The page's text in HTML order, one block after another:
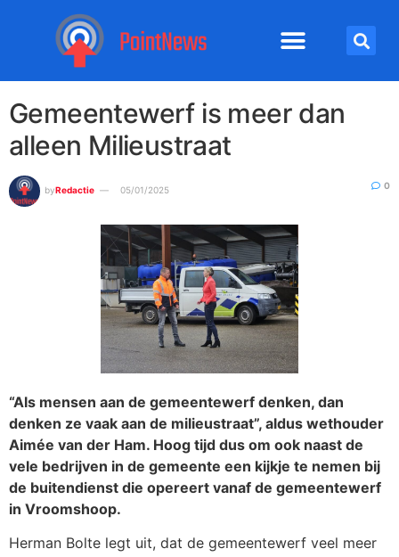
Gemeentewerf is meer dan
alleen Milieustraat
byRedactie 05/01/2025 0
“Als mensen aan de gemeentewerf denken, dan
denken ze vaak aan de milieustraat”, aldus wethouder
Aimée van der Ham. Hoog tijd dus om ook naast de
vele bedrijven in de gemeente een kijkje te nemen bij
de buitendienst die opereert vanaf de gemeentewerf
in Vroomshoop.
Herman Bolte legt uit, dat de gemeentewerf veel meer